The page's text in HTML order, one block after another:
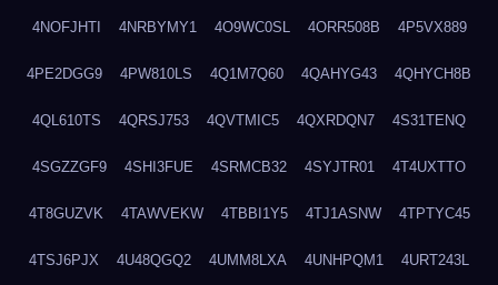
4NOFJHTI 4NRBYMY1 4O9WC0SL 4ORR508B 4P5VX889
4PE2DGG9 4PW810LS 4Q1M7Q60 4QAHYG43 4QHYCH8B
4QL610TS 4QRSJ753 4QVTMIC5 4QXRDQN7 4S31TENQ
4SGZZGF9 4SHI3FUE 4SRMCB32 4SYJTR01 4T4UXTTO
4T8GUZVK 4TAWVEKW 4TBBI1Y5 4TJ1ASNW 4TPTYC45
4TSJ6PJX 4U48QGQ2 4UMM8LXA 4UNHPQM1 4URT243L